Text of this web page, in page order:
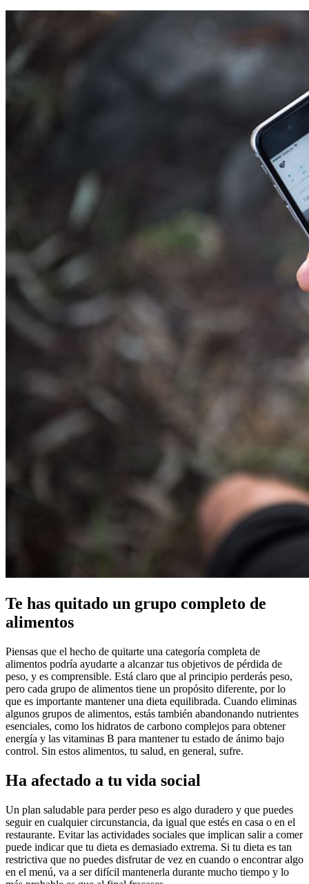
Te has quitado un grupo completo de
alimentos
Piensas que el hecho de quitarte una categoría completa de
alimentos podría ayudarte a alcanzar tus objetivos de pérdida de
peso, y es comprensible. Está claro que al principio perderás peso,
pero cada grupo de alimentos tiene un propósito diferente, por lo
que es importante mantener una dieta equilibrada. Cuando eliminas
algunos grupos de alimentos, estás también abandonando nutrientes
esenciales, como los hidratos de carbono complejos para obtener
energía y las vitaminas B para mantener tu estado de ánimo bajo
control. Sin estos alimentos, tu salud, en general, sufre.
Ha afectado a tu vida social
Un plan saludable para perder peso es algo duradero y que puedes
seguir en cualquier circunstancia, da igual que estés en casa o en el
restaurante. Evitar las actividades sociales que implican salir a comer
puede indicar que tu dieta es demasiado extrema. Si tu dieta es tan
restrictiva que no puedes disfrutar de vez en cuando o encontrar algo
en el menú, va a ser difícil mantenerla durante mucho tiempo y lo